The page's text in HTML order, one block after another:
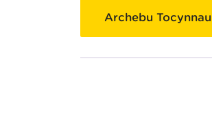
Archebu Tocynnau